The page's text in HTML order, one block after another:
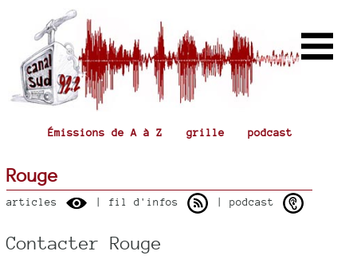
Émissions de A à Z grille podcast
Rouge
articles | fil d'infos | podcast
Contacter Rouge